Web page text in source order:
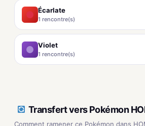
Écarlate
1 rencontre(s)
Violet
1 rencontre(s)
Transfert vers Pokémon
Comment ramener ce Pokémon dans